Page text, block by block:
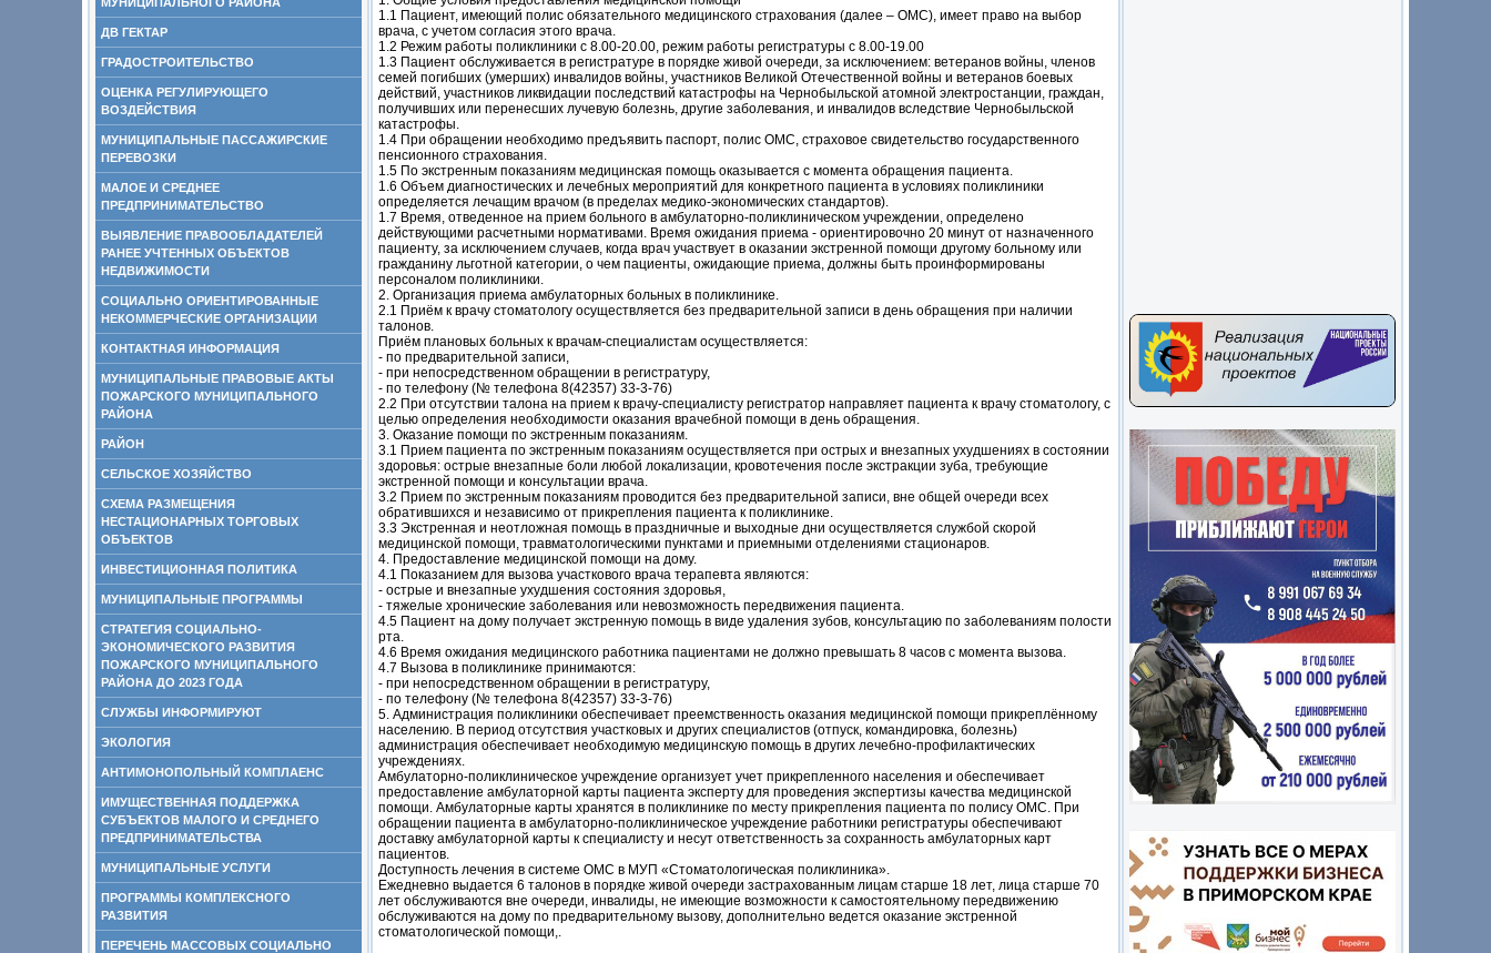
ДВ ГЕКТАР
ГРАДОСТРОИТЕЛЬСТВО
ОЦЕНКА РЕГУЛИРУЮЩЕГО
ВОЗДЕЙСТВИЯ
МУНИЦИПАЛЬНЫЕ ПАССАЖИРСКИЕ
ПЕРЕВОЗКИ
МАЛОЕ И СРЕДНЕЕ
ПРЕДПРИНИМАТЕЛЬСТВО
ВЫЯВЛЕНИЕ ПРАВООБЛАДАТЕЛЕЙ
РАНЕЕ УЧТЕННЫХ ОБЪЕКТОВ
НЕДВИЖИМОСТИ
СОЦИАЛЬНО ОРИЕНТИРОВАННЫЕ
НЕКОММЕРЧЕСКИЕ ОРГАНИЗАЦИИ
КОНТАКТНАЯ ИНФОРМАЦИЯ
МУНИЦИПАЛЬНЫЕ ПРАВОВЫЕ АКТЫ
ПОЖАРСКОГО МУНИЦИПАЛЬНОГО
РАЙОНА
РАЙОН
СЕЛЬСКОЕ ХОЗЯЙСТВО
СХЕМА РАЗМЕЩЕНИЯ
НЕСТАЦИОНАРНЫХ ТОРГОВЫХ
ОБЪЕКТОВ
ИНВЕСТИЦИОННАЯ ПОЛИТИКА
МУНИЦИПАЛЬНЫЕ ПРОГРАММЫ
СТРАТЕГИЯ СОЦИАЛЬНО-
ЭКОНОМИЧЕСКОГО РАЗВИТИЯ
ПОЖАРСКОГО МУНИЦИПАЛЬНОГО
РАЙОНА ДО 2023 ГОДА
СЛУЖБЫ ИНФОРМИРУЮТ
ЭКОЛОГИЯ
АНТИМОНОПОЛЬНЫЙ КОМПЛАЕНС
ИМУЩЕСТВЕННАЯ ПОДДЕРЖКА
СУБЪЕКТОВ МАЛОГО И СРЕДНЕГО
ПРЕДПРИНИМАТЕЛЬСТВА
МУНИЦИПАЛЬНЫЕ УСЛУГИ
ПРОГРАММЫ КОМПЛЕКСНОГО
РАЗВИТИЯ
ПЕРЕЧЕНЬ МАССОВЫХ СОЦИАЛЬНО
1.1 Пациент, имеющий полис обязательного медицинского страхования (далее – ОМС), имеет право на выбор
врача, с учетом согласия этого врача.
1.2 Режим работы поликлиники с 8.00-20.00, режим работы регистратуры с 8.00-19.00
1.3 Пациент обслуживается в регистратуре в порядке живой очереди, за исключением: ветеранов войны, членов
семей погибших (умерших) инвалидов войны, участников Великой Отечественной войны и ветеранов боевых
действий, участников ликвидации последствий катастрофы на Чернобыльской атомной электростанции, граждан,
получивших или перенесших лучевую болезнь, другие заболевания, и инвалидов вследствие Чернобыльской
катастрофы.
1.4 При обращении необходимо предъявить паспорт, полис ОМС, страховое свидетельство государственного
пенсионного страхования.
1.5 По экстренным показаниям медицинская помощь оказывается с момента обращения пациента.
1.6 Объем диагностических и лечебных мероприятий для конкретного пациента в условиях поликлиники
определяется лечащим врачом (в пределах медико-экономических стандартов).
1.7 Время, отведенное на прием больного в амбулаторно-поликлиническом учреждении, определено
действующими расчетными нормативами. Время ожидания приема - ориентировочно 20 минут от назначенного
пациенту, за исключением случаев, когда врач участвует в оказании экстренной помощи другому больному или
гражданину льготной категории, о чем пациенты, ожидающие приема, должны быть проинформированы
персоналом поликлиники.
2. Организация приема амбулаторных больных в поликлинике.
2.1 Приём к врачу стоматологу осуществляется без предварительной записи в день обращения при наличии
талонов.
Приём плановых больных к врачам-специалистам осуществляется:
- по предварительной записи,
- при непосредственном обращении в регистратуру,
- по телефону (№ телефона 8(42357) 33-3-76)
2.2 При отсутствии талона на прием к врачу-специалисту регистратор направляет пациента к врачу стоматологу, с
целью определения необходимости оказания врачебной помощи в день обращения.
3. Оказание помощи по экстренным показаниям.
3.1 Прием пациента по экстренным показаниям осуществляется при острых и внезапных ухудшениях в состоянии
здоровья: острые внезапные боли любой локализации, кровотечения после экстракции зуба, требующие
экстренной помощи и консультации врача.
3.2 Прием по экстренным показаниям проводится без предварительной записи, вне общей очереди всех
обратившихся и независимо от прикрепления пациента к поликлинике.
3.3 Экстренная и неотложная помощь в праздничные и выходные дни осуществляется службой скорой
медицинской помощи, травматологическими пунктами и приемными отделениями стационаров.
4. Предоставление медицинской помощи на дому.
4.1 Показанием для вызова участкового врача терапевта являются:
- острые и внезапные ухудшения состояния здоровья,
- тяжелые хронические заболевания или невозможность передвижения пациента.
4.5 Пациент на дому получает экстренную помощь в виде удаления зубов, консультацию по заболеваниям полости
рта.
4.6 Время ожидания медицинского работника пациентами не должно превышать 8 часов с момента вызова.
4.7 Вызова в поликлинике принимаются:
- при непосредственном обращении в регистратуру,
- по телефону (№ телефона 8(42357) 33-3-76)
5. Администрация поликлиники обеспечивает преемственность оказания медицинской помощи прикреплённому
населению. В период отсутствия участковых и других специалистов (отпуск, командировка, болезнь)
администрация обеспечивает необходимую медицинскую помощь в других лечебно-профилактических
учреждениях.
Амбулаторно-поликлиническое учреждение организует учет прикрепленного населения и обеспечивает
предоставление амбулаторной карты пациента эксперту для проведения экспертизы качества медицинской
помощи. Амбулаторные карты хранятся в поликлинике по месту прикрепления пациента по полису ОМС. При
обращении пациента в амбулаторно-поликлиническое учреждение работники регистратуры обеспечивают
доставку амбулаторной карты к специалисту и несут ответственность за сохранность амбулаторных карт
пациентов.
Доступность лечения в системе ОМС в МУП «Стоматологическая поликлиника».
Ежедневно выдается 6 талонов в порядке живой очереди застрахованным лицам старше 18 лет, лица старше 70
лет обслуживаются вне очереди, инвалиды, не имеющие возможности к самостоятельному передвижению
обслуживаются на дому по предварительному вызову, дополнительно ведется оказание экстренной
стоматологической помощи,.